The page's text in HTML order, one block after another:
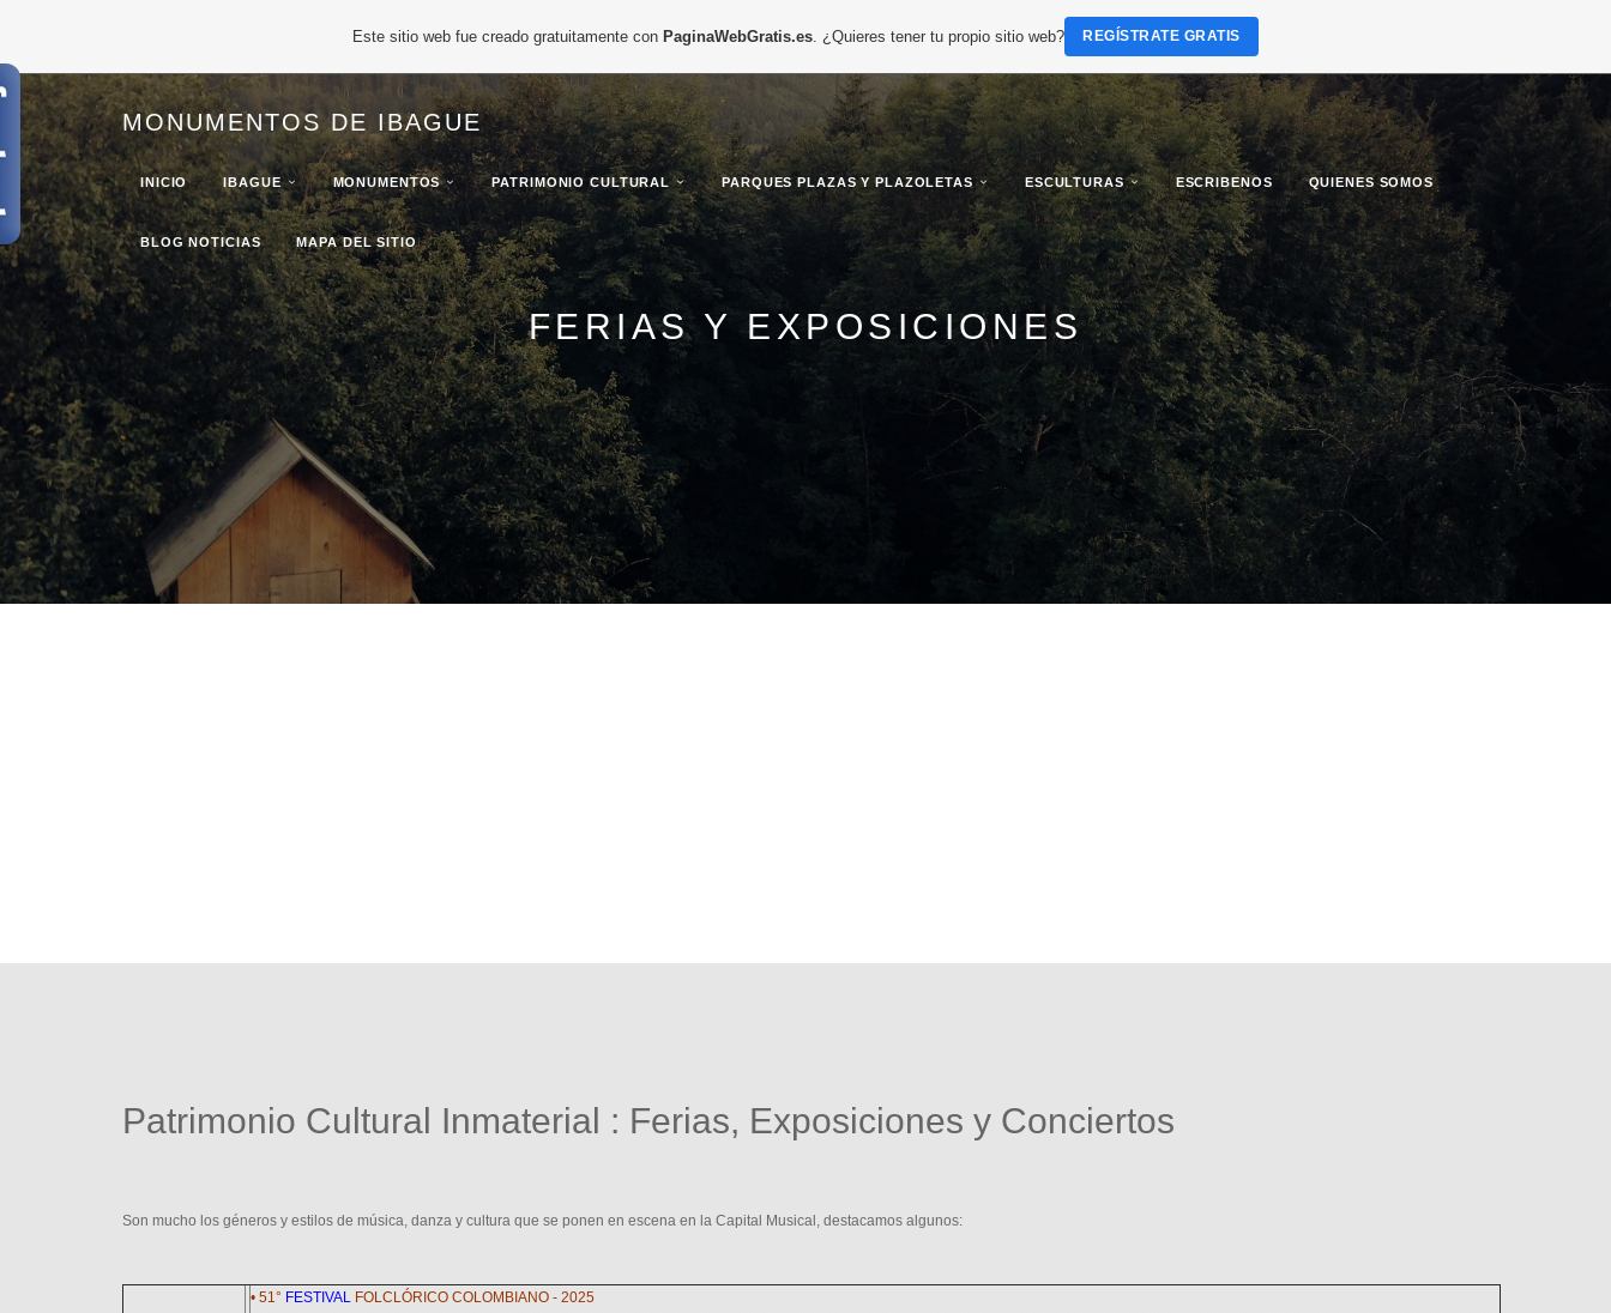
MONUMENTOS DE IBAGUE
INICIO IBAGUE MONUMENTOS PATRIMONIO CULTURAL PARQUES PLAZAS Y PLAZOLETAS ESCULTURAS ESCRIBENOS QUIENES SOMOS
BLOG NOTICIAS MAPA DEL SITIO
FERIAS Y EXPOSICIONES
Patrimonio Cultural Inmaterial : Ferias, Exposiciones y Conciertos
Son mucho los géneros y estilos de música, danza y cultura que se ponen en escena en la Capital Musical, destacamos algunos:
• 51° FESTIVAL FOLCLÓRICO COLOMBIANO - 2025
Este sitio web fue creado gratuitamente conPaginaWebGratis.es . ¿Quieres tener tu propio sitio web? REGÍSTRATE GRATIS